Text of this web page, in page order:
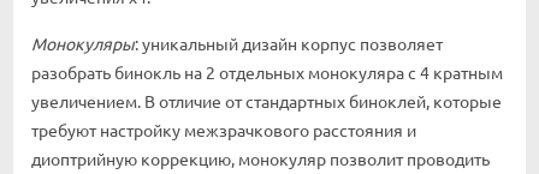
Монокуляры: уникальный дизайн корпус позволяет
разобрать бинокль на 2 отдельных монокуляра с 4 кратным
увеличением. В отличие от стандартных биноклей, которые
требуют настройку межзрачкового расстояния и
диоптрийную коррекцию, монокуляр позволит проводить